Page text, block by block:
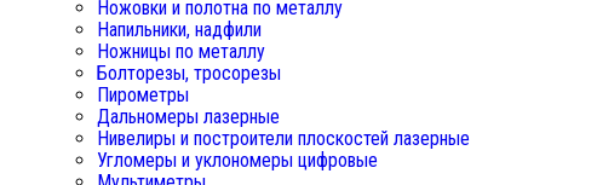
Ножовки и полотна по металлу
Напильники, надфили
Ножницы по металлу
Болторезы, тросорезы
Пирометры
Дальномеры лазерные
Нивелиры и построители плоскостей лазерные
Угломеры и уклономеры цифровые